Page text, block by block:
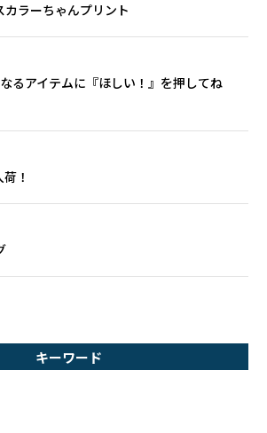
ラーちゃんプリント
るアイテムに『ほしい！』を押してね
！
キーワード